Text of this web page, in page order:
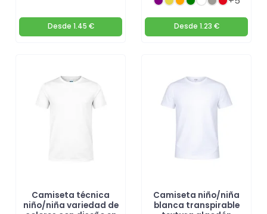
Desde 1.45 € Desde 1.23 €
Camiseta técnica
niño/niña variedad de
Camiseta niño/niña
blanca transpirable